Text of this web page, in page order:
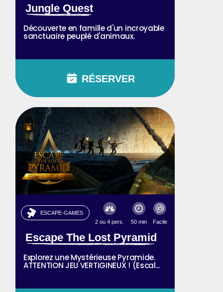
Jungle Quest
Découverte en famille d'un incroyable
sanctuaire peuplé d'animaux.
RÉSERVER
ESCAPE-GAMES
2 ou 4 pers.
50 min Facile
Escape The Lost Pyramid
Explorez une Mystérieuse Pyramide.
ATTENTION JEU VERTIGINEUX ! (Escal...